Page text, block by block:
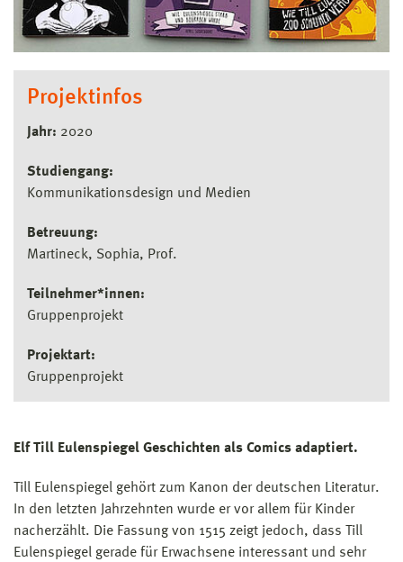
Projektinfos
Jahr: 2020
Studiengang:
Kommunikationsdesign und Medien
Betreuung:
Martineck, Sophia, Prof.
Teilnehmer*innen:
Gruppenprojekt
Projektart:
Gruppenprojekt
Elf Till Eulenspiegel Geschichten als Comics adaptiert.
Till Eulenspiegel gehört zum Kanon der deutschen Literatur.
In den letzten Jahrzehnten wurde er vor allem für Kinder
nacherzählt. Die Fassung von 1515 zeigt jedoch, dass Till
Eulenspiegel gerade für Erwachsene interessant und sehr